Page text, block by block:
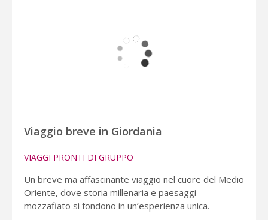
Viaggio breve in Giordania
VIAGGI PRONTI DI GRUPPO
Un breve ma affascinante viaggio nel cuore del Medio
Oriente, dove storia millenaria e paesaggi
mozzafiato si fondono in un’esperienza unica.